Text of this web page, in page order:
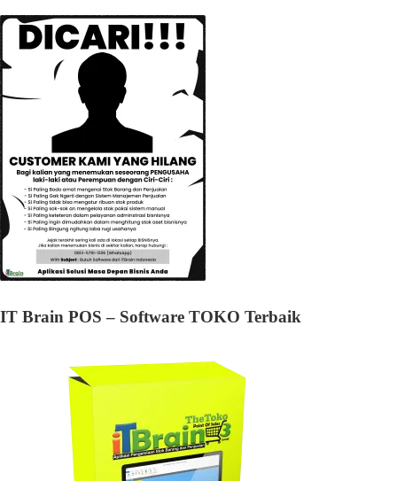
IT Brain POS – Software TOKO Terbaik